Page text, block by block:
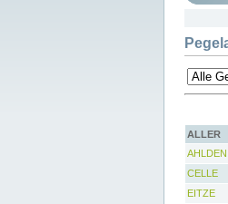
ALLER
AHLDEN
CELLE
EITZE